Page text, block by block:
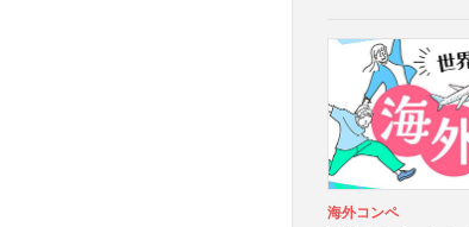
海外コンペ